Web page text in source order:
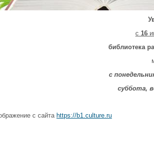
с 16
библиотека
с
суббота,
с сайта https://b1.culture.ru